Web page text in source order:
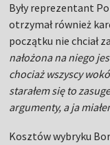
Były reprezentant
otrzymał również
początku nie chciał
nałożona na niego
chociaż wszyscy
starałem się to
argumenty, a ja
Kosztów wybryku